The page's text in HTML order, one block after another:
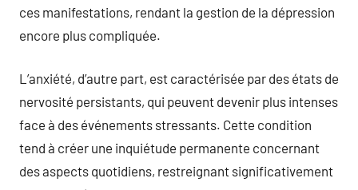
ces manifestations, rendant la gestion de la dépression
encore plus compliquée.
L’anxiété, d’autre part, est caractérisée par des états de
nervosité persistants, qui peuvent devenir plus intenses
face à des événements stressants. Cette condition
tend à créer une inquiétude permanente concernant
des aspects quotidiens, restreignant significativement